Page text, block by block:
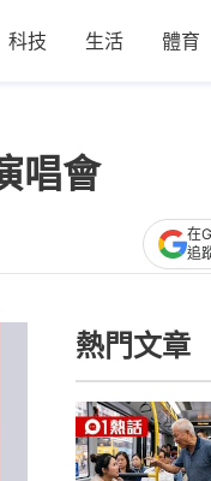
科技 生活 體育
唱會
在
追
熱門文章